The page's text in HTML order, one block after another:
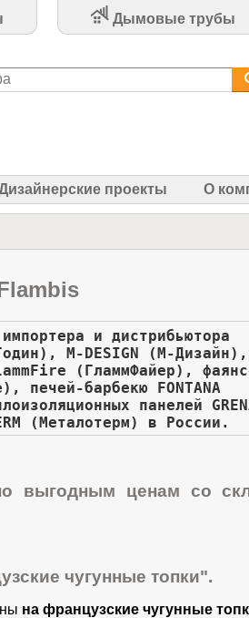
Дымовые трубы
проекты О
и дистрибьютора
M-DESIGN (М-Дизайн),
(ГламмФайер),
печей-барбекю FONTANA
панелей
(Металотерм) в России.
выгодным ценам со
чугунные топки".
на французские чугунные